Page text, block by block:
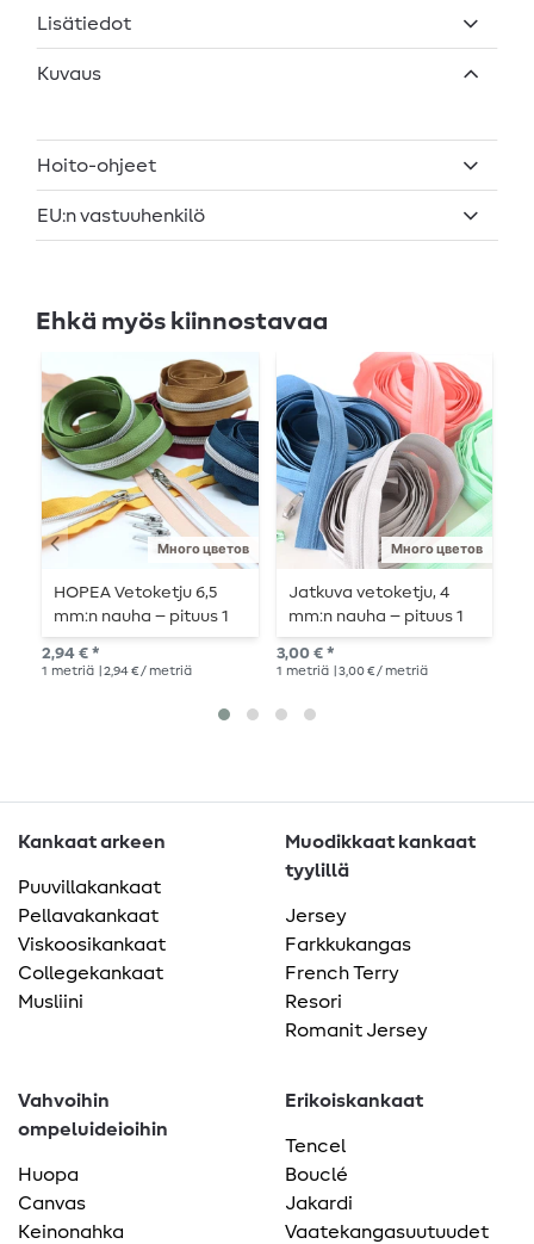
Lisätiedot
Kuvaus
Hoito-ohjeet
EU:n vastuuhenkilö
Ehkä myös kiinnostavaa
Много цветов
HOPEA Vetoketju 6,5
mm:n nauha – pituus 1
metri – metallisoitu
2,94 € *
1 metriä | 2,94 € / metriä
Много цветов
Jatkuva vetoketju, 4
mm:n nauha – pituus 1
m
3,00 € *
1 metriä | 3,00 € / metriä
Kankaat arkeen
Puuvillakankaat
Pellavakankaat
Viskoosikankaat
Collegekankaat
Musliini
Muodikkaat kankaat
tyylillä
Jersey
Farkkukangas
French Terry
Resori
Romanit Jersey
Vahvoihin
ompeluideioihin
Huopa
Canvas
Keinonahka
Erikoiskankaat
Tencel
Bouclé
Jakardi
Vaatekangasuutuudet